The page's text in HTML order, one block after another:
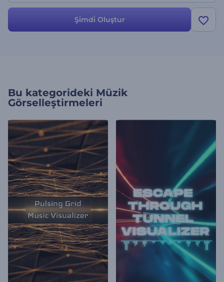
Şi̇mdi̇ Oluştur
Bu kategorideki Müzik
Görselleştirmeleri